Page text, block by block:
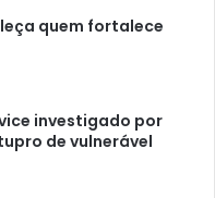
quem fortalece
investigado por
de vulnerável